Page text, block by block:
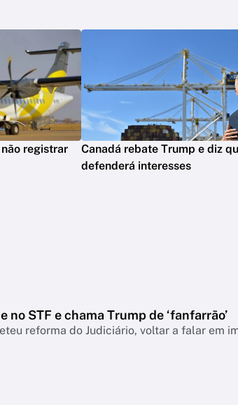
registrar
Canadá rebate Trump e diz
defenderá interesses
STF e chama Trump de ‘fanfarrão’
reforma do Judiciário, voltar a falar em